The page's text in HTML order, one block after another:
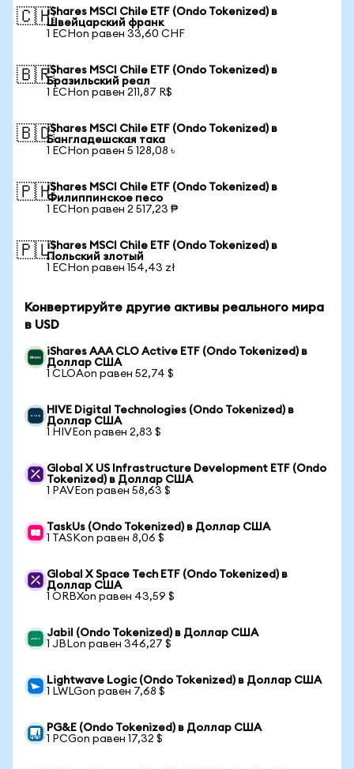
🇨🇭iShares MSCI Chile ETF (Ondo Tokenized) в
Швейцарский франк
1 ECHon равен 33,60 CHF
🇧🇷iShares MSCI Chile ETF (Ondo Tokenized) в
Бразильский реал
1 ECHon равен 211,87 R$
🇧🇩iShares MSCI Chile ETF (Ondo Tokenized) в
Бангладешская така
1 ECHon равен 5 128,08 ৳
🇵🇭iShares MSCI Chile ETF (Ondo Tokenized) в
Филиппинское песо
1 ECHon равен 2 517,23 ₱
🇵🇱iShares MSCI Chile ETF (Ondo Tokenized) в
Польский злотый
1 ECHon равен 154,43 zł
Конвертируйте другие активы реального мира
в USD
iShares AAA CLO Active ETF (Ondo Tokenized) в
Доллар США
1 CLOAon равен 52,74 $
HIVE Digital Technologies (Ondo Tokenized) в
Доллар США
1 HIVEon равен 2,83 $
Global X US Infrastructure Development ETF (Ondo
Tokenized) в Доллар США
1 PAVEon равен 58,63 $
TaskUs (Ondo Tokenized) в Доллар США
1 TASKon равен 8,06 $
Global X Space Tech ETF (Ondo Tokenized) в
Доллар США
1 ORBXon равен 43,59 $
Jabil (Ondo Tokenized) в Доллар США
1 JBLon равен 346,27 $
Lightwave Logic (Ondo Tokenized) в Доллар США
1 LWLGon равен 7,68 $
PG&E (Ondo Tokenized) в Доллар США
1 PCGon равен 17,32 $